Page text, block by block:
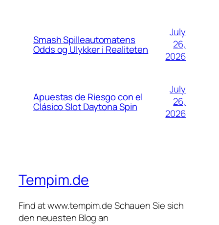
Smash Spilleautomatens
Odds og Ulykker i Realiteten
July
26,
2026
Apuestas de Riesgo con el
Clásico Slot Daytona Spin
July
26,
2026
Tempim.de
Find at www.tempim.de Schauen Sie sich
den neuesten Blog an